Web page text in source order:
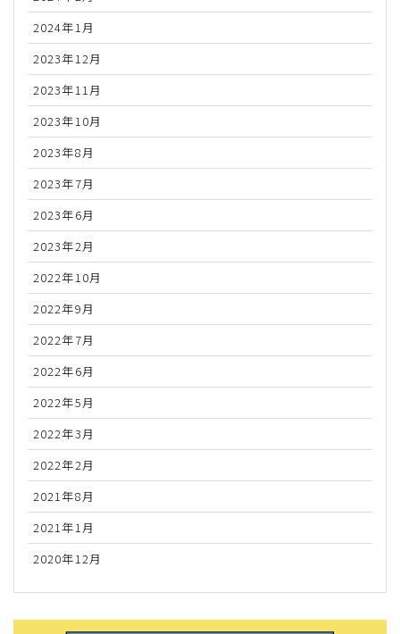
2024年1月
2023年12月
2023年11月
2023年10月
2023年8月
2023年7月
2023年6月
2023年2月
2022年10月
2022年9月
2022年7月
2022年6月
2022年5月
2022年3月
2022年2月
2021年8月
2021年1月
2020年12月